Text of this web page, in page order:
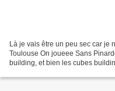
Là je vais être un peu sec car je
Toulouse On joueee Sans
building, et bien les cubes